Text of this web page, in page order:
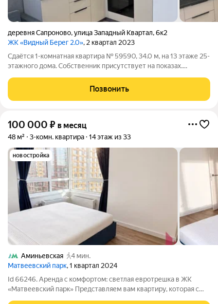
деревня Сапроново,улица Западный Квартал,6к2
ЖК «Видный Берег 2.0», 2 квартал 2023
Сдаётся 1-комнатная квартира № 59590, 34.0 м, на 13 этаже 25-
этажного дома. Собственник присутствует на показах.
оплачиваются отдельно. По условиям проживания: можно с
детьми, можно с питомцами. Из
Позвонить
100 000 ₽ в месяц
48 м² 3-комн. квартира 14 этаж из 33
новостройка
Аминьевская
4 мин.
Матвеевский парк, 1 квартал 2024
Id 66246. Аренда с комфортом: светлая евротрешка в ЖК
«Матвеевский парк» Представляем вам квартиру, которая с